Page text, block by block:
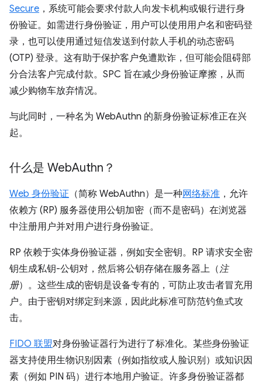
Secure ，系统可能会要求付款人向发卡机构或银行进行身
份验证。如需进行身份验证，用户可以使用用户名和密码登
录，也可以使用通过短信发送到付款人手机的动态密码
(OTP) 登录。这有助于保护客户免遭欺诈，但可能会阻碍部
分合法客户完成付款。SPC 旨在减少身份验证摩擦，从而
减少购物车放弃情况。
与此同时，一种名为 WebAuthn 的新身份验证标准正在兴
起。
什么是 WebAuthn？
Web 身份验证 （简称 WebAuthn）是一种网络标准 ，允许
依赖方 (RP) 服务器使用公钥加密（而不是密码）在浏览器
中注册用户并对用户进行身份验证。
RP 依赖于实体身份验证器，例如安全密钥。RP 请求安全密
钥生成私钥-公钥对，然后将公钥存储在服务器上（注
册）。这些生成的密钥是设备专有的，可防止攻击者冒充用
户。由于密钥对绑定到来源，因此此标准可防范钓鱼式攻
击。
FIDO 联盟对身份验证器行为进行了标准化。某些身份验证
器支持使用生物识别因素（例如指纹或人脸识别）或知识因
素（例如 PIN 码）进行本地用户验证。许多身份验证器都